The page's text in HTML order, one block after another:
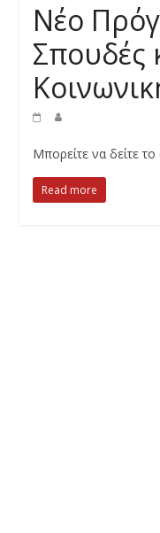
Νέο
Σπουδές
Μπορείτε να δείτε
Read more